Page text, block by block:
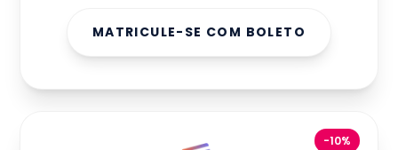
MATRICULE-SE COM BOLETO
-10%